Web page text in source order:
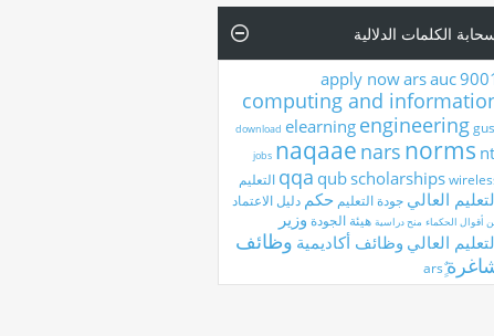
الكلمات الدلالية
apply nowarsauc
computing and
download elearning engineering
jobs naqaae nars norms
qqa qubscholarships التعليم
العالي جودة التعليم حكم دليل الاعتماد
أقوال الحكماء منح دراسية هيئة الجودة وزير
العالي وظائف أكاديمية وظائف